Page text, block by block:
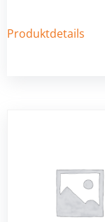
Produktdetails